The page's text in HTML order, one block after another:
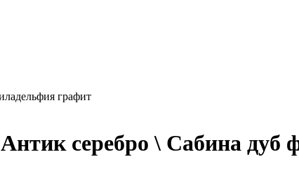
графит
серебро \ Сабина дуб